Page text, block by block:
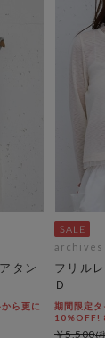
タン
ら更に
archives
フリル
Ｄ
期間限定
10%OFF!
￥5,500